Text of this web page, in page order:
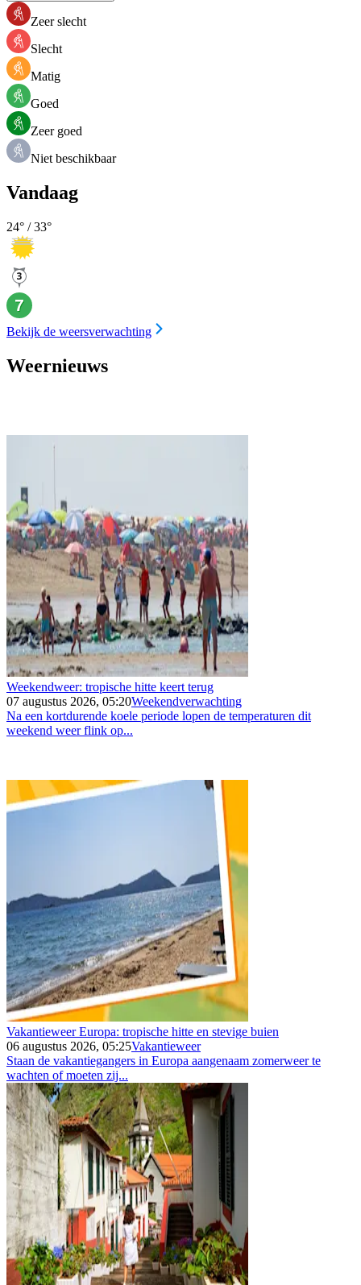
Zeer slecht
Slecht
Matig
Goed
Zeer goed
Niet beschikbaar
Vandaag
24° /33°
Bekijk de weersverwachting
Weernieuws
Weekendweer: tropische hitte keert terug
07 augustus 2026, 05:20Weekendverwachting
Na een kortdurende koele periode lopen de temperaturen dit
weekend weer flink op...
Vakantieweer Europa: tropische hitte en stevige buien
06 augustus 2026, 05:25Vakantieweer
Staan de vakantiegangers in Europa aangenaam zomerweer te
wachten of moeten zij...